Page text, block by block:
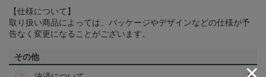
【仕様について】
取り扱い商品によっては、パッケージやデザインなどの仕様が予
告なく変更になることがございます。
その他